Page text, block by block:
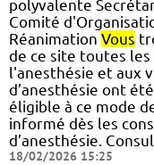
polyvalente
Comité
Réanimation Vous
de ce site toutes
l'anesthésie et aux
d’anesthésie ont
éligible à ce mode
informé dès les
d’anesthésie.
18/02/2026 15:25